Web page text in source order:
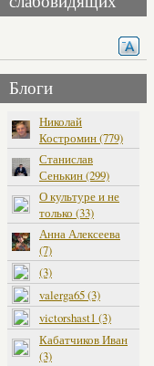
Блоги
Николай
Костромин (779)
Станислав
Сенькин (299)
О культуре и не
только (33)
Анна Алексеева
(7)
(3)
valerga65 (3)
victorshast1 (3)
Кабатчиков Иван
(3)